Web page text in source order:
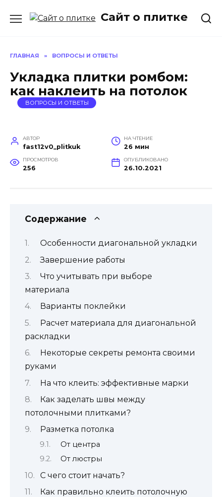
Сайт о плитке
ГЛАВНАЯ » ВОПРОСЫ И ОТВЕТЫ
Укладка плитки ромбом:
как наклеить на потолок
ВОПРОСЫ И ОТВЕТЫ
АВТОР
fast12v0_plitkuk
НА ЧТЕНИЕ
26 мин
ПРОСМОТРОВ
256
ОПУБЛИКОВАНО
26.10.2021
Содержание
Особенности диагональной укладки
Завершение работы
Что учитывать при выборе
материала
Варианты поклейки
Расчет материала для диагональной
раскладки
Некоторые секреты ремонта своими
руками
На что клеить: эффективные марки
Как заделать швы между
потолочными плитками?
Разметка потолка
От центра
От люстры
С чего стоит начать?
Как правильно клеить потолочную